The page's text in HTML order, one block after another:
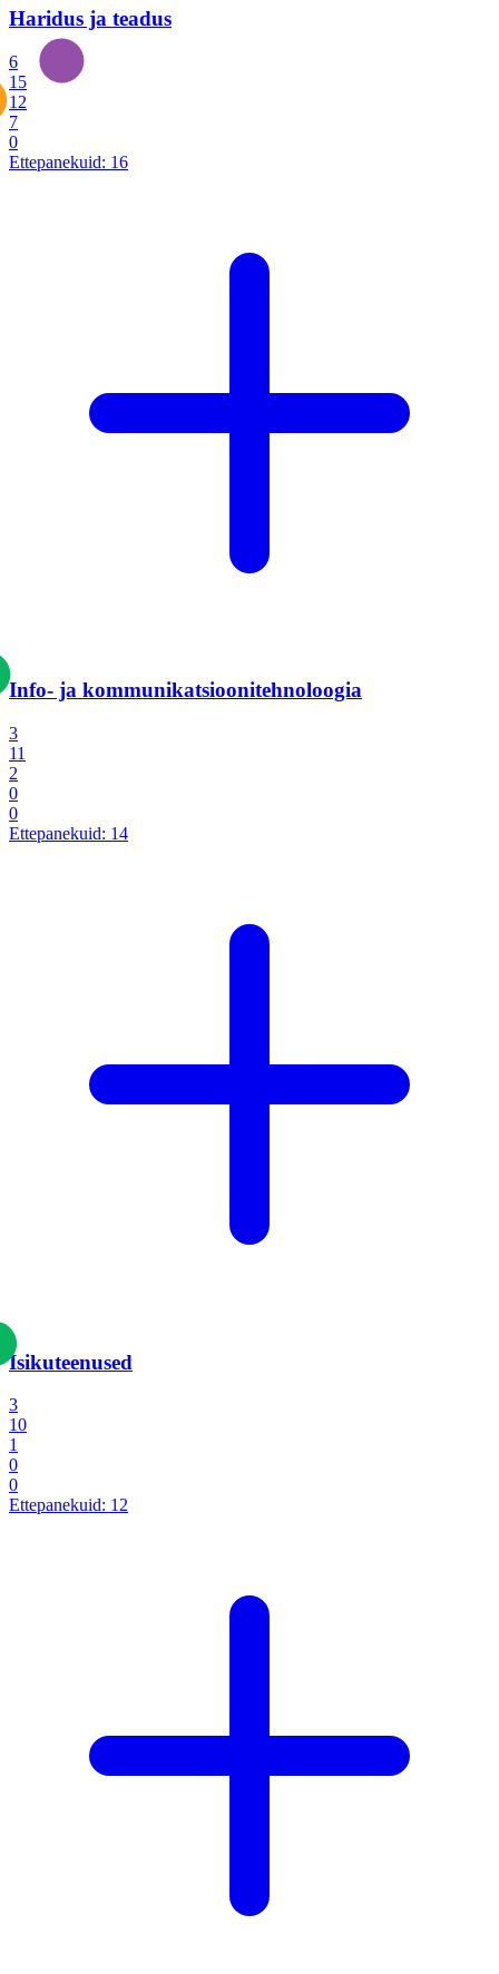
Haridus ja teadus
6
15
12
7
0
Ettepanekuid: 16
Info- ja kommunikatsiooni­tehnoloogia
3
11
2
0
0
Ettepanekuid: 14
Isikuteenused
3
10
1
0
0
Ettepanekuid: 12